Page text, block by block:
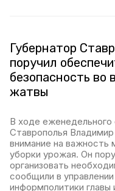
Губернатор
поручил
безопасность во
жатвы
В ходе еженедельного
Ставрополья
внимание на важность
уборки урожая. Он
организовать
сообщили в
информполитики главы